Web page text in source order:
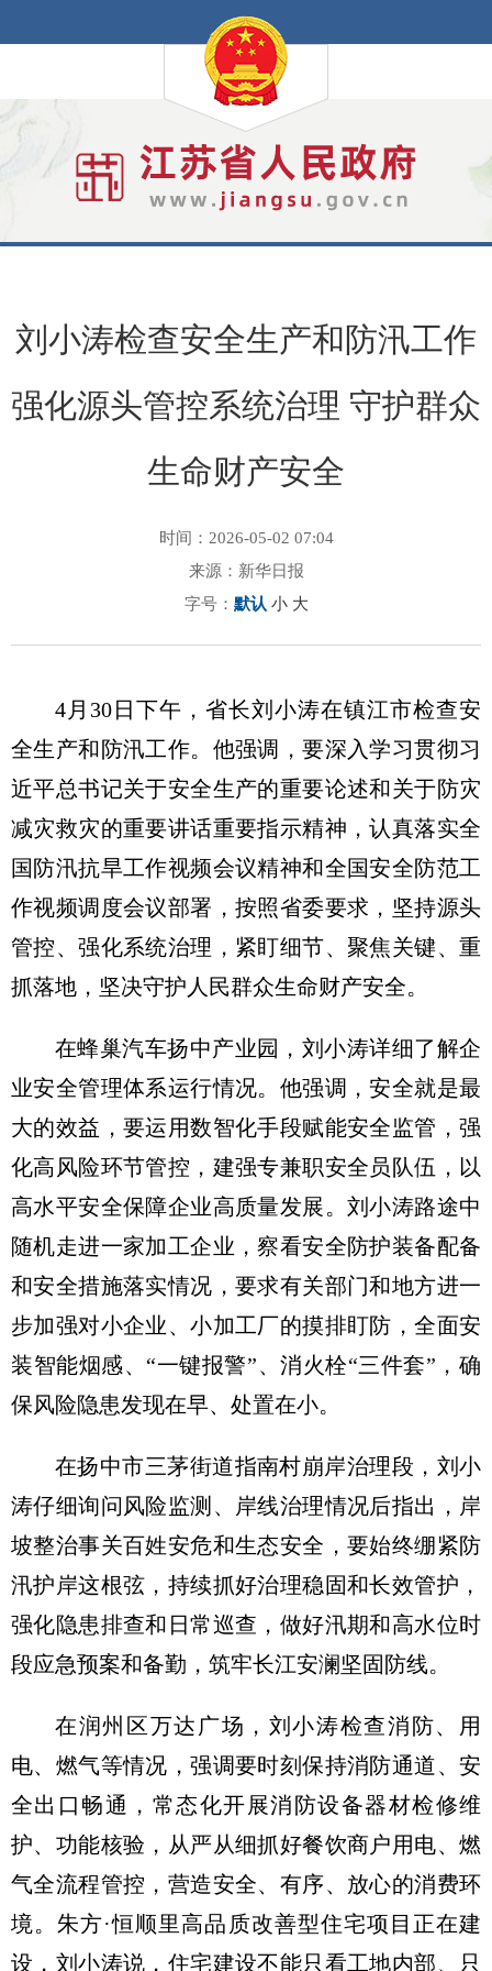
刘小涛检查安全生产和防汛工作
强化源头管控系统治理 守护群众
生命财产安全
时间：2026-05-02 07:04
来源：新华日报
字号： 默认 小 大
4月30日下午，省长刘小涛在镇江市检查安
全生产和防汛工作。他强调，要深入学习贯彻习
近平总书记关于安全生产的重要论述和关于防灾
减灾救灾的重要讲话重要指示精神，认真落实全
国防汛抗旱工作视频会议精神和全国安全防范工
作视频调度会议部署，按照省委要求，坚持源头
管控、强化系统治理，紧盯细节、聚焦关键、重
抓落地，坚决守护人民群众生命财产安全。
在蜂巢汽车扬中产业园，刘小涛详细了解企
业安全管理体系运行情况。他强调，安全就是最
大的效益，要运用数智化手段赋能安全监管，强
化高风险环节管控，建强专兼职安全员队伍，以
高水平安全保障企业高质量发展。刘小涛路途中
随机走进一家加工企业，察看安全防护装备配备
和安全措施落实情况，要求有关部门和地方进一
步加强对小企业、小加工厂的摸排盯防，全面安
装智能烟感、“一键报警”、消火栓“三件套”，确
保风险隐患发现在早、处置在小。
在扬中市三茅街道指南村崩岸治理段，刘小
涛仔细询问风险监测、岸线治理情况后指出，岸
坡整治事关百姓安危和生态安全，要始终绷紧防
汛护岸这根弦，持续抓好治理稳固和长效管护，
强化隐患排查和日常巡查，做好汛期和高水位时
段应急预案和备勤，筑牢长江安澜坚固防线。
在润州区万达广场，刘小涛检查消防、用
电、燃气等情况，强调要时刻保持消防通道、安
全出口畅通，常态化开展消防设备器材检修维
护、功能核验，从严从细抓好餐饮商户用电、燃
气全流程管控，营造安全、有序、放心的消费环
境。朱方·恒顺里高品质改善型住宅项目正在建
设，刘小涛说，住宅建设不能只看工地内部、只